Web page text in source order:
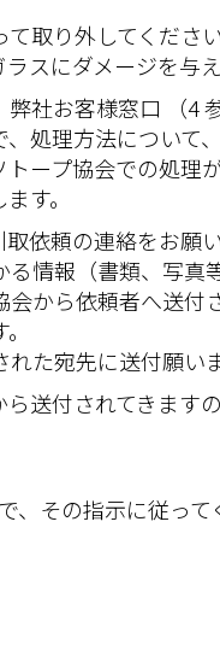
取り外してくださ
スにダメージを与
社お客様窓口 （4
処理方法について
ープ協会での処理
す。
依頼の連絡をお願い
情報（書類、写真
から依頼者へ送付さ
た宛先に送付願いま
送付されてきます
、その指示に従って